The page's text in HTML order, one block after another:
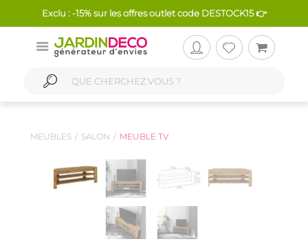
Exclu : -15% sur les offres outlet code DESTOCK15 👉
MEUBLES SALON MEUBLE TV